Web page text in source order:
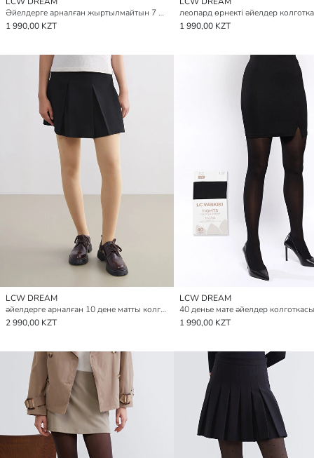
Әйелдерге арналған жыртылмайтын 7 дене жұқа күңгірт колготка
1 990,00 KZT
леопард өрнекті әйелдер
1 990,00 KZT
LCW DREAM
әйелдерге арналған 10 дене матты колготка
2 990,00 KZT
LCW DREAM
40 денье мате әйелдер колготкасы
1 990,00 KZT